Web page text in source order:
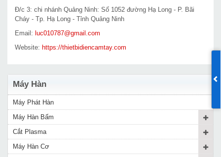
Đ/c 3: chi nhánh Quảng Ninh: Số 1052 đường Hạ Long - P. Bãi
Cháy - Tp. Hạ Long - Tỉnh Quảng Ninh
Email: luc010787@gmail.com
Website: https://thietbidiencamtay.com
Máy Hàn
Máy Phát Hàn
Máy Hàn Bấm
Cắt Plasma
Máy Hàn Cơ